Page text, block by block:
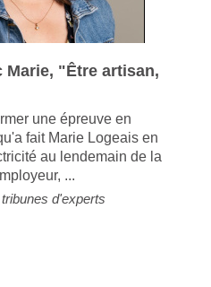
Marie, "Être artisan,
une épreuve en
fait Marie Logeais en
au lendemain de la